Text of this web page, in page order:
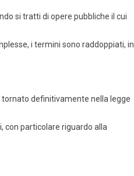
si tratti di opere pubbliche il cui
i termini sono raddoppiati, in
definitivamente nella legge
con particolare riguardo alla